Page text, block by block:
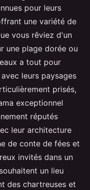
pour leurs
une variété de
vous rêviez d'un
une plage dorée ou
a tout pour
avec leurs paysages
prisés,
exceptionnel
réputés
leur architecture
de conte de fées et
invités dans un
un lieu
des chartreuses et